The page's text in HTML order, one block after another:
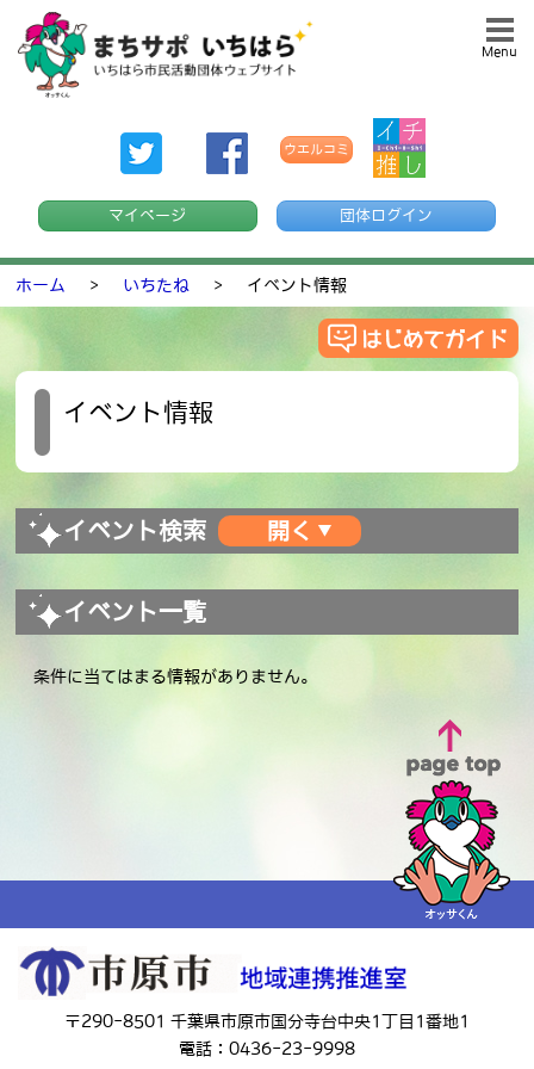
マイページ 団体ログイン
ウエルコミ
Menu
ホーム > いちたね > イベント情報
イベント情報
イベント検索
イベント一覧
条件に当てはまる情報がありません。
〒290-8501 千葉県市原市国分寺台中央1丁目1番地1
電話：0436-23-9998